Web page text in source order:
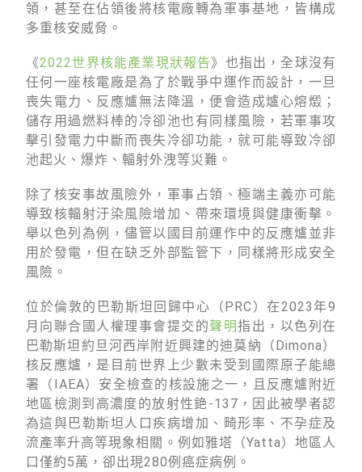
領，甚至在佔領後將核電廠轉為軍事基地，皆構成
多重核安威脅。
《2022世界核能產業現狀報告》也指出，全球沒有
任何一座核電廠是為了於戰爭中運作而設計，一旦
喪失電力、反應爐無法降溫，便會造成爐心熔燬；
儲存用過燃料棒的冷卻池也有同樣風險，若軍事攻
擊引發電力中斷而喪失冷卻功能，就可能導致冷卻
池起火、爆炸、輻射外洩等災難。
除了核安事故風險外，軍事占領、極端主義亦可能
導致核輻射汙染風險增加、帶來環境與健康衝擊。
舉以色列為例，儘管以國目前運作中的反應爐並非
用於發電，但在缺乏外部監管下，同樣將形成安全
風險。
位於倫敦的巴勒斯坦回歸中心（PRC）在2023年9
月向聯合國人權理事會提交的聲明指出，以色列在
巴勒斯坦約旦河西岸附近興建的迪莫納（Dimona）
核反應爐，是目前世界上少數未受到國際原子能總
署（IAEA）安全檢查的核設施之一，且反應爐附近
地區檢測到高濃度的放射性銫-137，因此被學者認
為這與巴勒斯坦人口疾病增加、畸形率、不孕症及
流產率升高等現象相關。例如雅塔（Yatta）地區人
口僅約5萬，卻出現280例癌症病例。